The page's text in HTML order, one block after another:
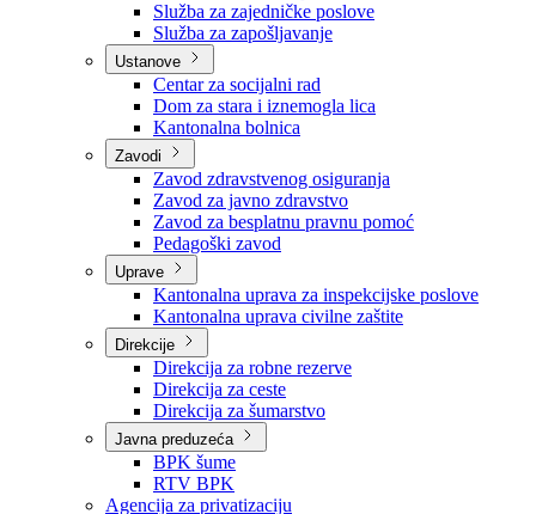
Službe
Služba za odnose s javnošću
Služba za zajedničke poslove
Služba za zapošljavanje
Ustanove
Centar za socijalni rad
Dom za stara i iznemogla lica
Kantonalna bolnica
Zavodi
Zavod zdravstvenog osiguranja
Zavod za javno zdravstvo
Zavod za besplatnu pravnu pomoć
Pedagoški zavod
Uprave
Kantonalna uprava za inspekcijske poslove
Kantonalna uprava civilne zaštite
Direkcije
Direkcija za robne rezerve
Direkcija za ceste
Direkcija za šumarstvo
Javna preduzeća